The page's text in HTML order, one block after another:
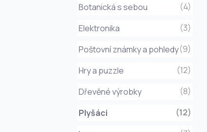
Botanická s sebou
(4)
Elektronika
(3)
Poštovní známky a pohledy(9)
Hry a puzzle
(12)
Dřevěné výrobky
(8)
Plyšáci
(12)